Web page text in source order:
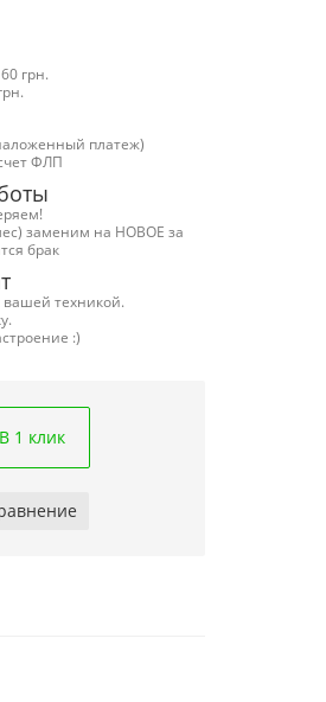
грн.
платеж)
ФЛП
заменим на НОВОЕ за
брак
вашей техникой.
:)
В 1 клик